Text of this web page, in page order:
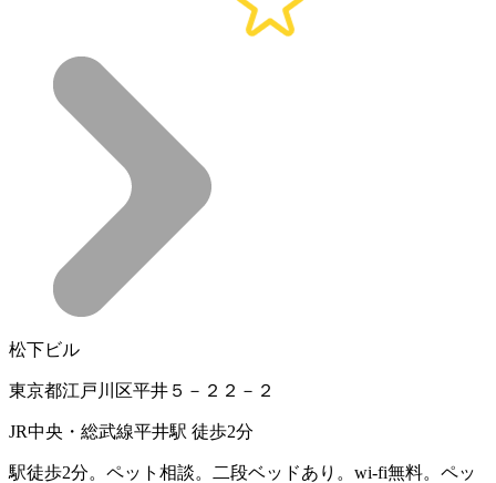
松下ビル
東京都江戸川区平井５－２２－２
JR中央・総武線平井駅 徒歩2分
駅徒歩2分。ペット相談。二段ベッドあり。wi-fi無料。ペッ